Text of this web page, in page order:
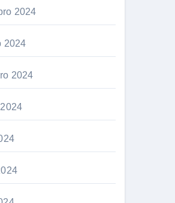
2024
2024
2024